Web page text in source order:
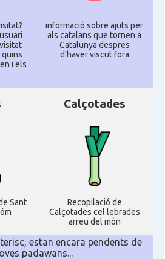
quins
i els
informació sobre ajuts per
als catalans que tornen a
Catalunya despres
d'haver viscut fora
Sant
Calçotades
Recopilació de
Calçotades cel.lebrades
arreu del món
estan encara pendents de
padawans...